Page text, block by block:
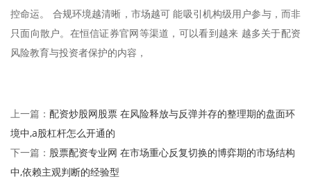
控命运。 合规环境越清晰，市场越可 能吸引机构级用户参与，而非
只面向散户。在恒信证券官网等渠道，可以看到越来 越多关于配资
风险教育与投资者保护的内容，
上一篇： 配资炒股网股票 在风险释放与反弹并存的整理期的盘面环
境中,a股杠杆怎么开通的
下一篇： 股票配资专业网 在市场重心反复切换的博弈期的市场结构
中,依赖主观判断的经验型